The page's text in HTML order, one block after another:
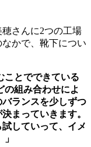
さんに2つの工場
かで、靴下につい
ことでできている
の組み合わせによ
ランスを少しずつ
まっていきます。
していって、イメ